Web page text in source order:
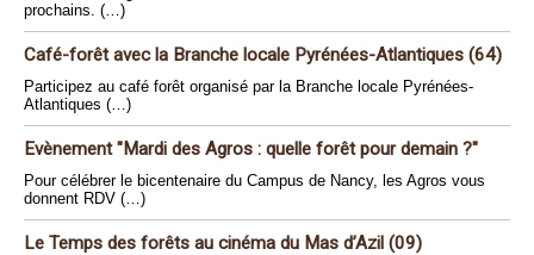
prochains. (…)
Café-forêt avec la Branche locale Pyrénées-Atlantiques (64)
Participez au café forêt organisé par la Branche locale Pyrénées-
Atlantiques (…)
Evènement "Mardi des Agros : quelle forêt pour demain ?"
Pour célébrer le bicentenaire du Campus de Nancy, les Agros vous
donnent RDV (…)
Le Temps des forêts au cinéma du Mas d’Azil (09)